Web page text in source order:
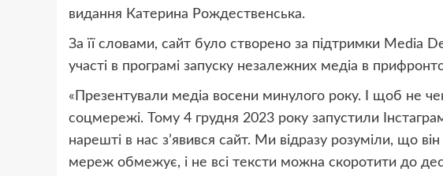
видання Катерина Рождественська.
За її словами, сайт було створено за підтримки Media
участі в програмі запуску незалежних медіа в
«Презентували медіа восени минулого року. І щоб не
соцмережі. Тому 4 грудня 2023 року запустили
нарешті в нас з’явився сайт. Ми відразу розуміли, що
мереж обмежує, і не всі тексти можна скоротити до